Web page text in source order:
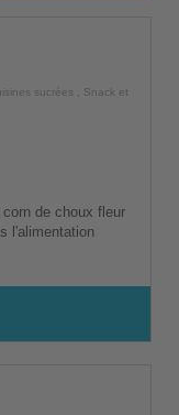
sucrées
Snack et
de choux fleur
l'alimentation